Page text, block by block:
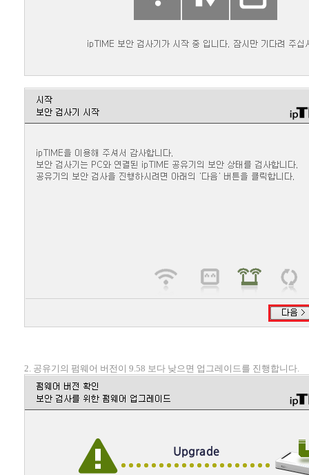
2. 공유기의 펌웨어 버전이 9.58 보다 낮으면 업그레이드를 진행합니다.